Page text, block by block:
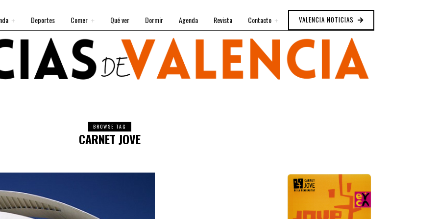
Deportes Comer Qué ver Dormir Agenda Revista Contacto VALENCIA NOTICIAS
BROWSE TAG
CARNET JOVE